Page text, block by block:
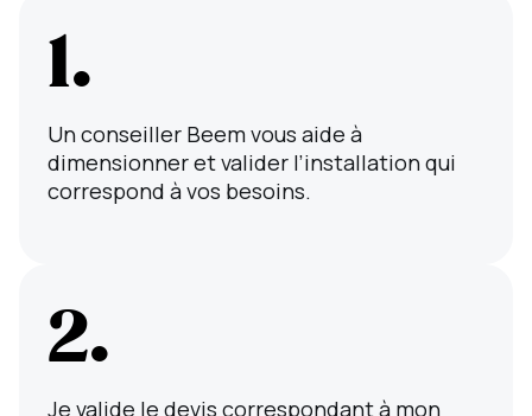
1.
Un conseiller Beem vous aide à
dimensionner et valider l’installation qui
correspond à vos besoins.
2.
Je valide le devis correspondant à mon